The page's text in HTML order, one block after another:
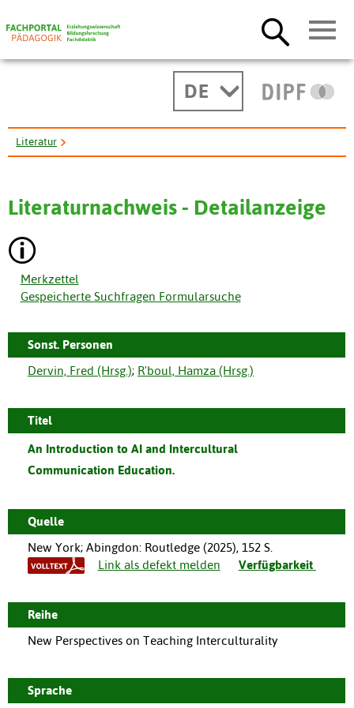
DE
Literatur
Literaturnachweis - Detailanzeige
Merkzettel
Gespeicherte Suchfragen Formularsuche
Sonst. Personen
Dervin, Fred (Hrsg.); R'boul, Hamza (Hrsg.)
Titel
An Introduction to AI and Intercultural
Communication Education.
Quelle
New York; Abingdon: Routledge (2025), 152 S.
Link als defekt melden
Verfügbarkeit
Reihe
New Perspectives on Teaching Interculturality
Sprache